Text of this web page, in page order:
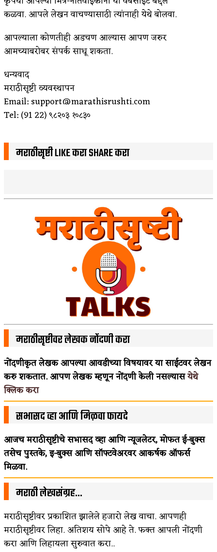
कळवा. आपले लेखन वाचण्यासाठी त्यांनाही येथे बोलवा.
आपल्याला कोणतीही अडचण आल्यास आपण जरुर
आमच्याबरोबर संपर्क साधू शकता.
धन्यवाद
मराठीसृष्टी व्यवस्थापन
Email: support@marathisrushti.com
Tel: (91 22) ९८२०३ १०८३०
मराठीसृष्टी LIKE करा SHARE करा
मराठीसृष्टीवर लेखक नोंदणी करा
नोंदणीकृत लेखक आपल्या आवडीच्या विषयावर या साईटवर लेखन
करु शकतात. आपण लेखक म्हणून नोंदणी केली नसल्यासयेथे
क्लिक करा
सभासद व्हा आणि मिळवा फायदे
आजच मराठीसृष्टीचे सभासद व्हा आणि न्यूजलेटर, मोफत ई-बुक्स
तसेच पुस्तके, इ-बुक्स आणि सॉफ्टवेअरवर आकर्षक ऑफर्स
मिळवा.
मराठी लेखसंग्रह…
मराठीसृष्टीवर प्रकाशित झालेले हजारो लेख वाचा. आपणही
मराठीसृष्टीवर लिहा. अतिशय सोपे आहे ते. फक्त आपली नोंदणी
करा आणि लिहायला सुरुवात करा..